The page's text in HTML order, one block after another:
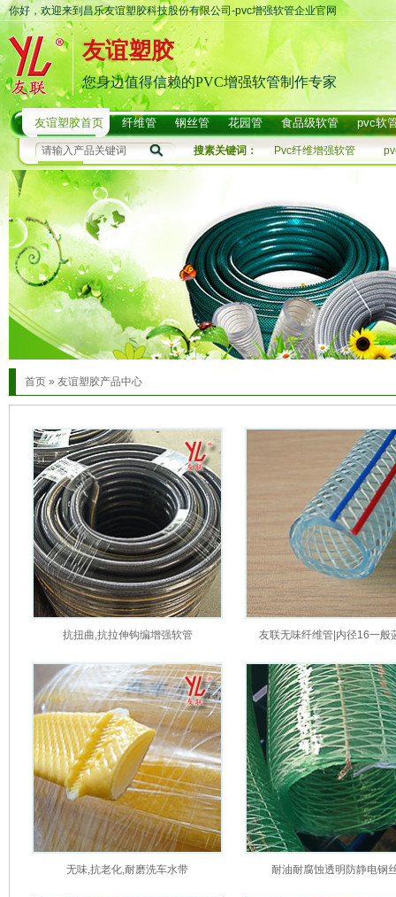
你好，欢迎来到昌乐友谊塑胶科技股份有限公司-pvc增强软管企业官网
友谊塑胶
您身边值得信赖的PVC增强软管制作专家
友谊塑胶首页 纤维管 钢丝管 花园管 食品级软管 pvc软
搜素关键词： Pvc纤维增强软管
首页 » 友谊塑胶产品中心
抗扭曲,抗拉伸钩编增强软管 友联无味纤维管|内径16一般
无味,抗老化,耐磨洗车水带 耐油耐腐蚀透明防静电钢